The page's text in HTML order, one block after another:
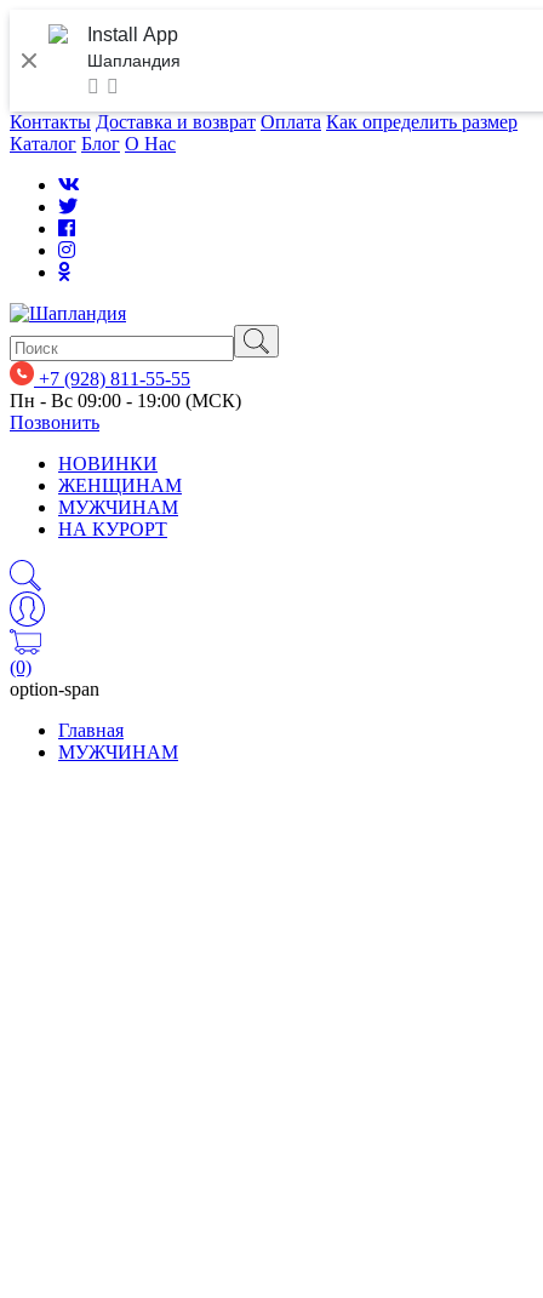
Install App
Шапландия
Контакты Доставка и возврат Оплата Как определить размер
Каталог Блог О Нас
+7 (928) 811-55-55
Пн - Вс 09:00 - 19:00 (МСК)
Позвонить
НОВИНКИ
ЖЕНЩИНАМ
МУЖЧИНАМ
НА КУРОРТ
(0)
option-span
Главная
МУЖЧИНАМ